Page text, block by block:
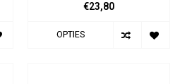
€23,80
OPTIES